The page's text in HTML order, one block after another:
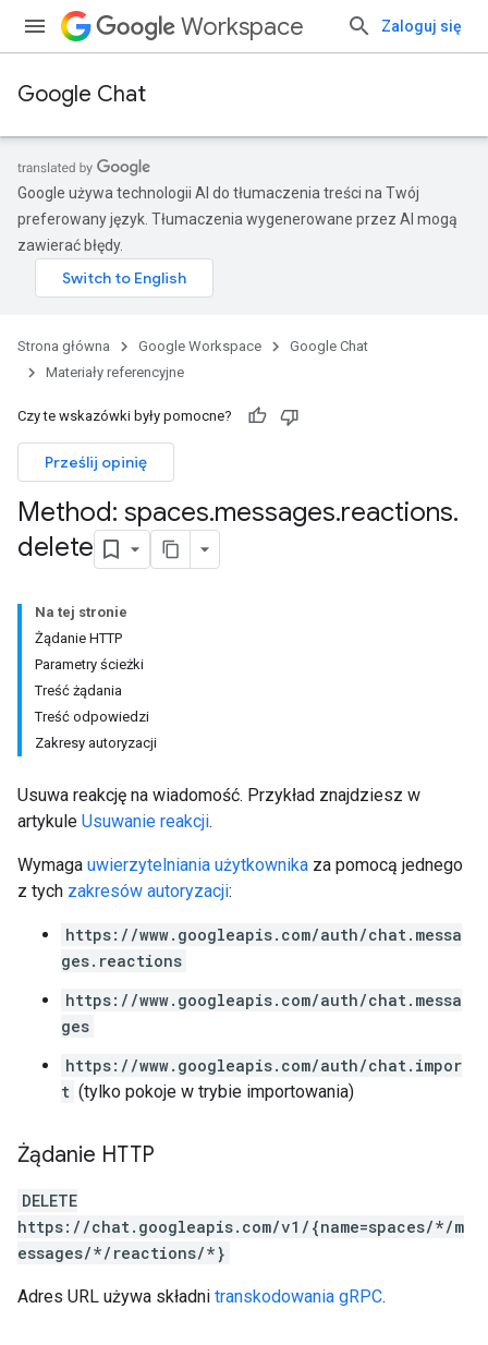
Workspace Zaloguj się
Google Chat
Google używa technologii AI do tłumaczenia treści na Twój
preferowany język. Tłumaczenia wygenerowane przez AI mogą
zawierać błędy.
Strona główna Google Workspace
Google Chat
Materiały referencyjne
Czy te wskazówki były pomocne?
Prześlij opinię
Method: spaces.messages.reactions.
delete
Na tej stronie
Żądanie HTTP
Parametry ścieżki
Treść żądania
Treść odpowiedzi
Zakresy autoryzacji
Usuwa reakcję na wiadomość. Przykład znajdziesz w
artykule Usuwanie reakcji.
Wymaga uwierzytelniania użytkownika za pomocą jednego
z tych zakresów autoryzacji:
https://www.googleapis.com/auth/chat.messa
ges.reactions
https://www.googleapis.com/auth/chat.messa
ges
https://www.googleapis.com/auth/chat.impor
t (tylko pokoje w trybie importowania)
Żądanie HTTP
DELETE
https://chat.googleapis.com/v1/{name=spaces/*/m
essages/*/reactions/*}
Adres URL używa składni transkodowania gRPC.